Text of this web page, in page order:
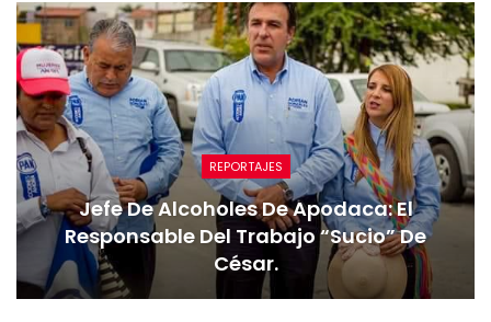
REPORTAJES
Jefe De Alcoholes De Apodaca: El
Responsable Del Trabajo “sucio” De
César.